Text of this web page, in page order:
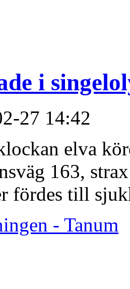
i
27 14:42
elva
163,
fördes till
- Tanum